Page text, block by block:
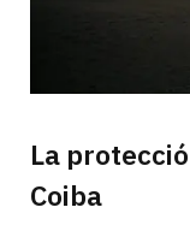
La
Coiba